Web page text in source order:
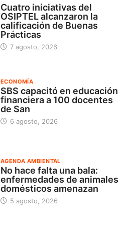
Cuatro iniciativas del
OSIPTEL alcanzaron la
calificación de Buenas
Prácticas
7 agosto, 2026
ECONOMÍA
SBS capacitó en educación
financiera a 100 docentes
de San
6 agosto, 2026
AGENDA AMBIENTAL
No hace falta una bala:
enfermedades de animales
domésticos amenazan
5 agosto, 2026